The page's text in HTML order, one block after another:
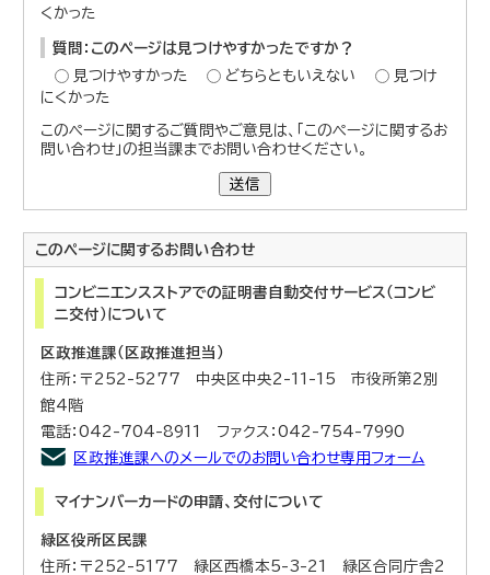
くかった
質問：このページは見つけやすかったですか？
見つけやすかった
どちらともいえない
見つけ
にくかった
このページに関するご質問やご意見は、「このページに関するお
問い合わせ」の担当課までお問い合わせください。
送信
このページに関するお問い合わせ
コンビニエンスストアでの証明書自動交付サービス（コンビ
ニ交付）について
区政推進課（区政推進担当）
住所：〒252-5277 中央区中央2-11-15 市役所第2別
館4階
電話：042-704-8911 ファクス：042-754-7990
区政推進課へのメールでのお問い合わせ専用フォーム
マイナンバーカードの申請、交付について
緑区役所区民課
住所：〒252-5177 緑区西橋本5-3-21 緑区合同庁舎2